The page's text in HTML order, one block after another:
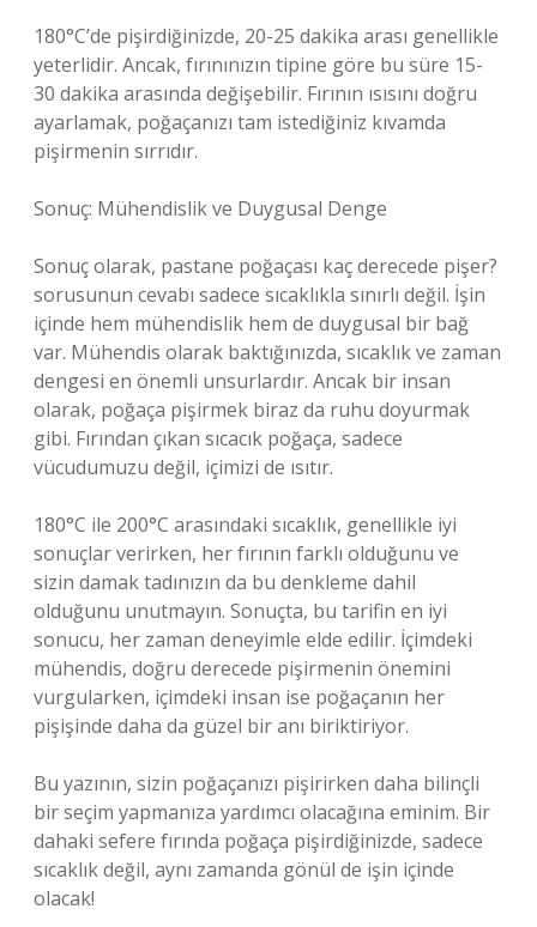
180°C’de pişirdiğinizde, 20-25 dakika arası genellikle
yeterlidir. Ancak, fırınınızın tipine göre bu süre 15-
30 dakika arasında değişebilir. Fırının ısısını doğru
ayarlamak, poğaçanızı tam istediğiniz kıvamda
pişirmenin sırrıdır.
Sonuç: Mühendislik ve Duygusal Denge
Sonuç olarak, pastane poğaçası kaç derecede pişer?
sorusunun cevabı sadece sıcaklıkla sınırlı değil. İşin
içinde hem mühendislik hem de duygusal bir bağ
var. Mühendis olarak baktığınızda, sıcaklık ve zaman
dengesi en önemli unsurlardır. Ancak bir insan
olarak, poğaça pişirmek biraz da ruhu doyurmak
gibi. Fırından çıkan sıcacık poğaça, sadece
vücudumuzu değil, içimizi de ısıtır.
180°C ile 200°C arasındaki sıcaklık, genellikle iyi
sonuçlar verirken, her fırının farklı olduğunu ve
sizin damak tadınızın da bu denkleme dahil
olduğunu unutmayın. Sonuçta, bu tarifin en iyi
sonucu, her zaman deneyimle elde edilir. İçimdeki
mühendis, doğru derecede pişirmenin önemini
vurgularken, içimdeki insan ise poğaçanın her
pişişinde daha da güzel bir anı biriktiriyor.
Bu yazının, sizin poğaçanızı pişirirken daha bilinçli
bir seçim yapmanıza yardımcı olacağına eminim. Bir
dahaki sefere fırında poğaça pişirdiğinizde, sadece
sıcaklık değil, aynı zamanda gönül de işin içinde
olacak!